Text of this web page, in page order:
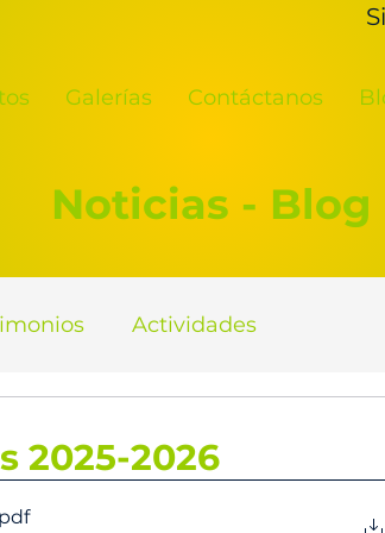
Galerías Contáctanos
Noticias - Blog
Actividades
2025-2026